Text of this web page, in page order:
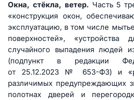
Окна, стёкла, ветер. Часть 5
«конструкция окон,
эксплуатацию, в том числе
поверхностей», «устройства
случайного выпадения людей
(подпункт в редакции
от 25.12.2023 № 653-ФЗ) и
различимых предупреждающих
полотнах дверей и